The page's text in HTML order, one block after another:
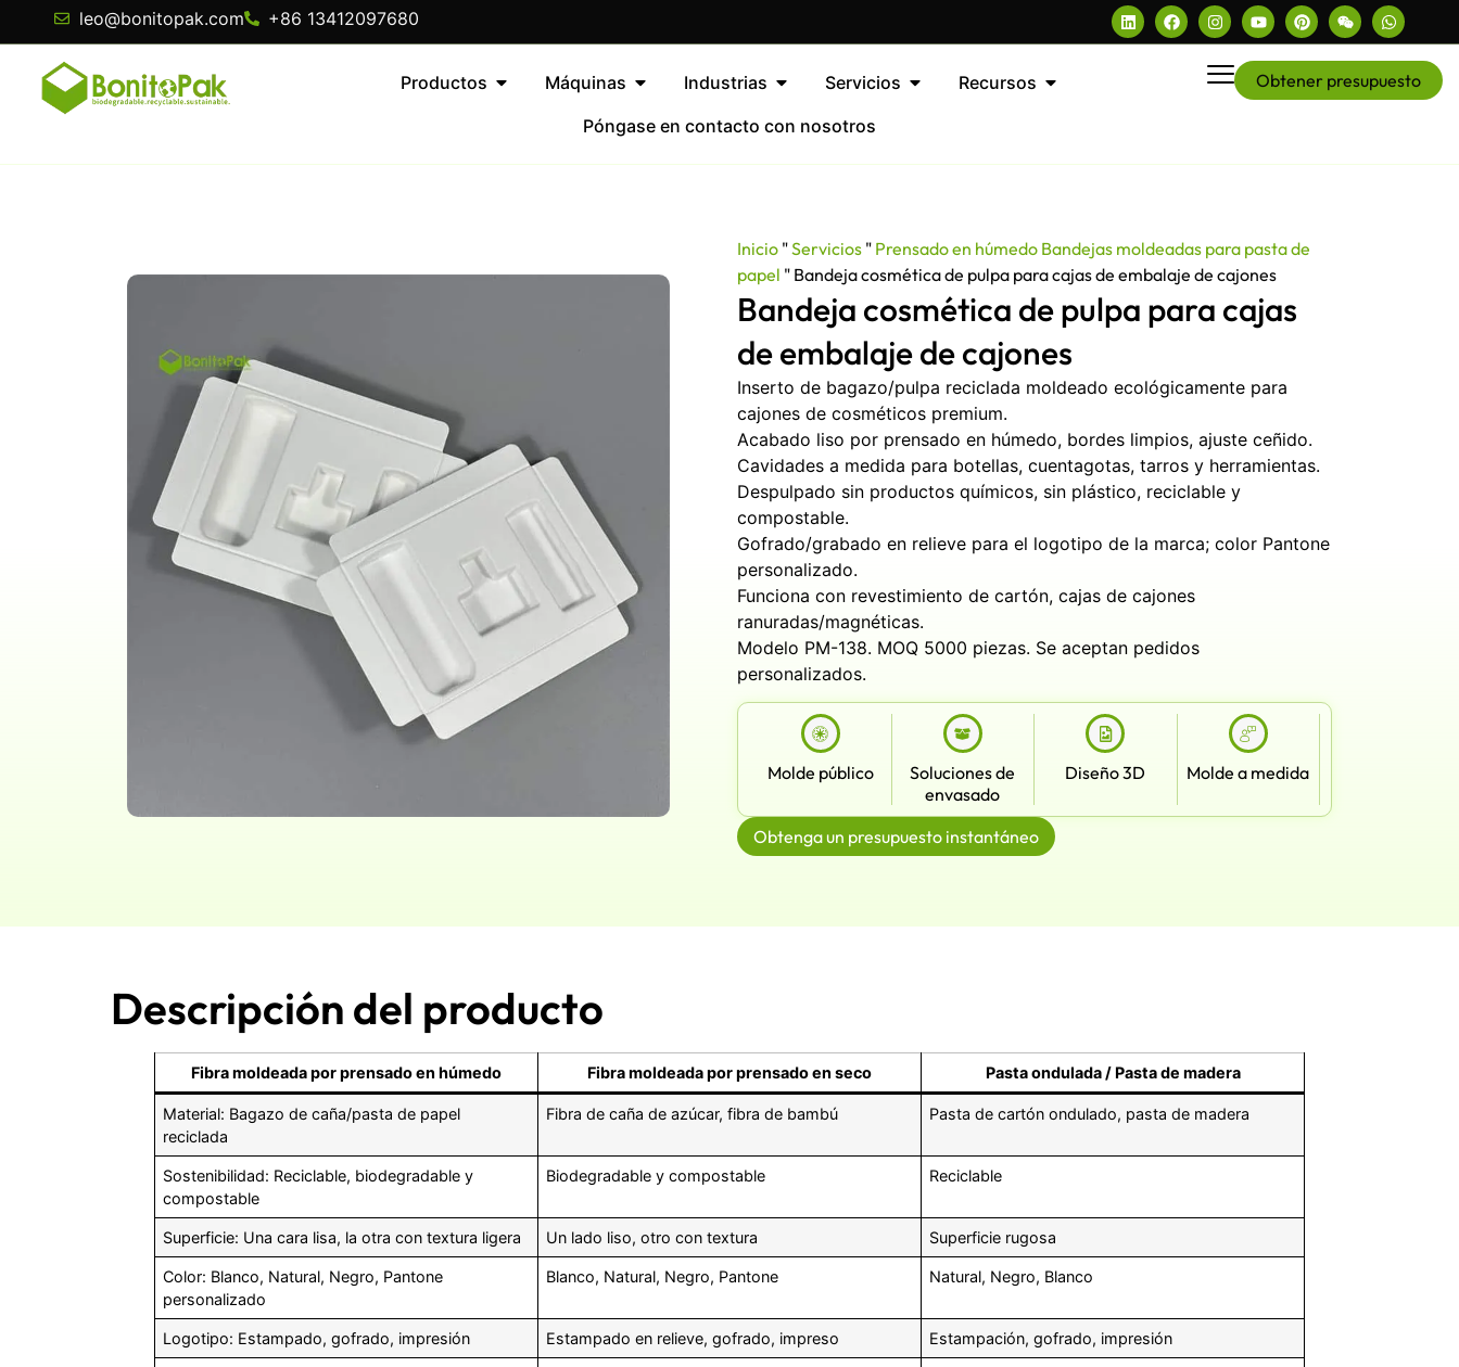
leo@bonitopak.com +86 13412097680
Productos Máquinas Industrias Servicios
Recursos
Póngase en contacto con nosotros
Obtener presupuesto
Inicio "Servicios " Prensado en húmedo Bandejas moldeadas para pasta de
papel " Bandeja cosmética de pulpa para cajas de embalaje de cajones
Bandeja cosmética de pulpa para cajas
de embalaje de cajones
Inserto de bagazo/pulpa reciclada moldeado ecológicamente para
cajones de cosméticos premium.
Acabado liso por prensado en húmedo, bordes limpios, ajuste ceñido.
Cavidades a medida para botellas, cuentagotas, tarros y herramientas.
Despulpado sin productos químicos, sin plástico, reciclable y
compostable.
Gofrado/grabado en relieve para el logotipo de la marca; color Pantone
personalizado.
Funciona con revestimiento de cartón, cajas de cajones
ranuradas/magnéticas.
Modelo PM-138. MOQ 5000 piezas. Se aceptan pedidos
personalizados.
Molde público
Soluciones de
envasado
Diseño 3D Molde a medida
Obtenga un presupuesto instantáneo
Descripción del producto
Fibra moldeada por prensado en húmedo Fibra moldeada por prensado en seco Pasta ondulada / Pasta de madera
Material: Bagazo de caña/pasta de papel
reciclada
Fibra de caña de azúcar, fibra de bambú Pasta de cartón ondulado, pasta de madera
Sostenibilidad: Reciclable, biodegradable y
compostable
Biodegradable y compostable Reciclable
Superficie: Una cara lisa, la otra con textura ligera Un lado liso, otro con textura Superficie rugosa
Color: Blanco, Natural, Negro, Pantone
personalizado
Blanco, Natural, Negro, Pantone Natural, Negro, Blanco
Logotipo: Estampado, gofrado, impresión Estampado en relieve, gofrado, impreso Estampación, gofrado, impresión